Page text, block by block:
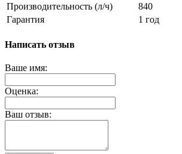
Производительность (л/ч)
840
Гарантия
1 год
Написать отзыв
Ваше имя:
Оценка:
Ваш отзыв: